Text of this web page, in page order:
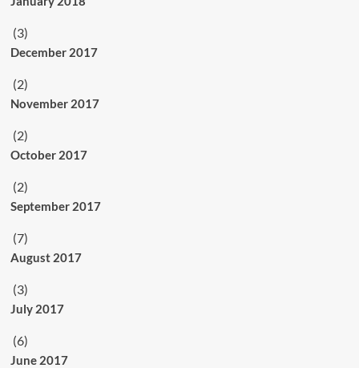
(3)
December 2017
(2)
November 2017
(2)
October 2017
(2)
September 2017
(7)
August 2017
(3)
July 2017
(6)
June 2017